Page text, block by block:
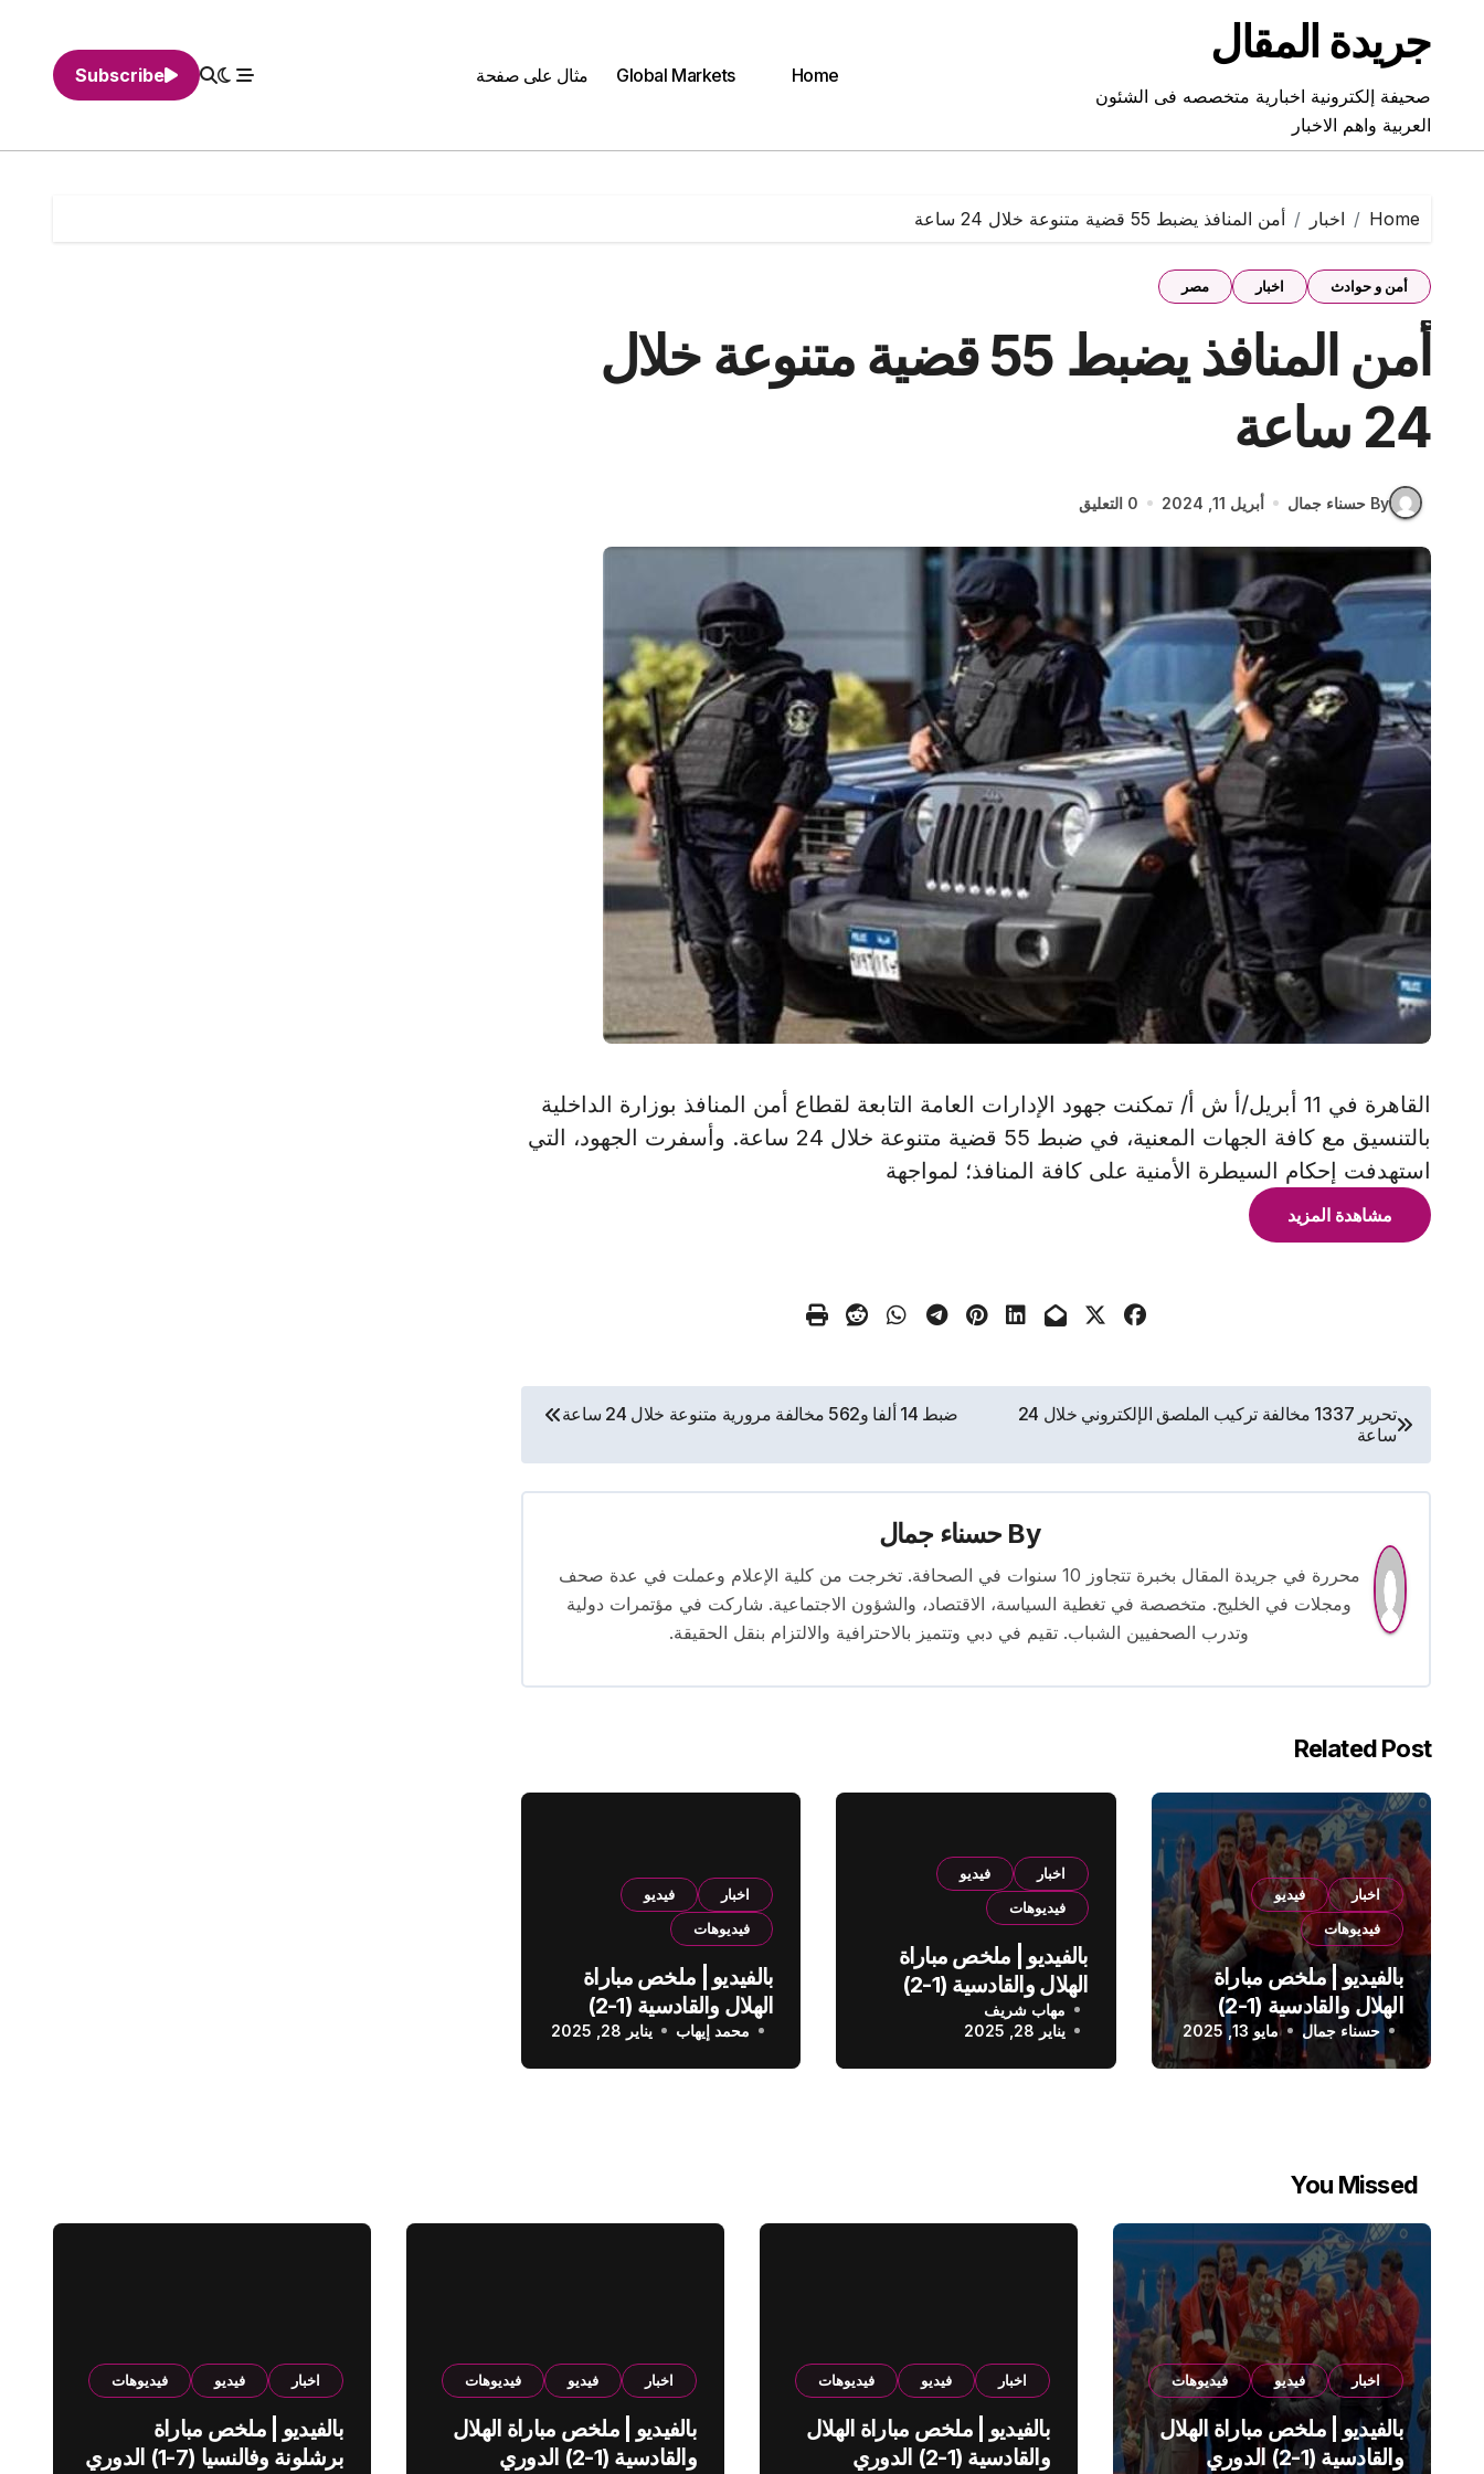
contentجريدة المقال
صحيفة إلكترونية اخبارية متخصصه فى الشئون
العربية واهم الاخبار
Home
Global Markets مثال على صفحة Subscribe
Home اخبار أمن المنافذ يضبط 55 قضية متنوعة خلال 24 ساعة
أمن و حوادث اخبار مصر
أمن المنافذ يضبط 55 قضية متنوعة خلال
24 ساعة
By حسناء جمال أبريل 11, 2024 0 التعليق
القاهرة في 11 أبريل/أ ش أ/ تمكنت جهود الإدارات العامة التابعة لقطاع أمن المنافذ بوزارة الداخلية
بالتنسيق مع كافة الجهات المعنية، في ضبط 55 قضية متنوعة خلال 24 ساعة. وأسفرت الجهود، التي
استهدفت إحكام السيطرة الأمنية على كافة المنافذ؛ لمواجهة
مشاهدة المزيد
تصفّح
المقالات
تحرير 1337 مخالفة تركيب الملصق الإلكتروني خلال 24
ساعة
ضبط 14 ألفا و562 مخالفة مرورية متنوعة خلال 24 ساعة
By حسناء جمال
محررة في جريدة المقال بخبرة تتجاوز 10 سنوات في الصحافة. تخرجت من كلية الإعلام وعملت في عدة صحف
ومجلات في الخليج. متخصصة في تغطية السياسة، الاقتصاد، والشؤون الاجتماعية. شاركت في مؤتمرات دولية
وتدرب الصحفيين الشباب. تقيم في دبي وتتميز بالاحترافية والالتزام بنقل الحقيقة.
Related Post
اخبار
فيديو
فيديوهات
بالفيديو | ملخص مباراة
الهلال والقادسية (1-2)
الدوري السعودي
حسناء جمال مايو 13, 2025
اخبار
فيديو
فيديوهات
بالفيديو | ملخص مباراة
الهلال والقادسية (1-2)
الدوري السعودي
مهاب شريف
يناير 28, 2025
اخبار
فيديو
فيديوهات
بالفيديو | ملخص مباراة
الهلال والقادسية (1-2)
الدوري السعودي
محمد إيهاب يناير 28, 2025
You Missed
اخبار فيديو فيديوهات
بالفيديو | ملخص مباراة الهلال
والقادسية (1-2) الدوري
اخبار فيديو فيديوهات
بالفيديو | ملخص مباراة الهلال
والقادسية (1-2) الدوري
اخبار فيديو فيديوهات
بالفيديو | ملخص مباراة الهلال
والقادسية (1-2) الدوري
اخبار فيديو فيديوهات
بالفيديو | ملخص مباراة
برشلونة وفالنسيا (7-1) الدوري